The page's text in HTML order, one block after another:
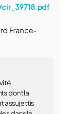
France-
dont la
assujettis